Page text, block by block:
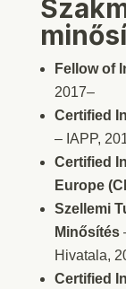
Fellow of
2017–
Certified
– IAPP,
Certified
Europe
Szellemi
Minősítés
Hivatala,
Certified